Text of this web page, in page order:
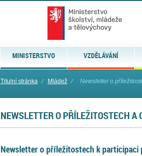
MINISTERSTVO VZDĚLÁVÁNÍ
Titulní stránka ⁄ Mládež ⁄ Newsletter o
NEWSLETTER O PŘÍLEŽITOSTECH A
Newsletter o příležitostech k participaci